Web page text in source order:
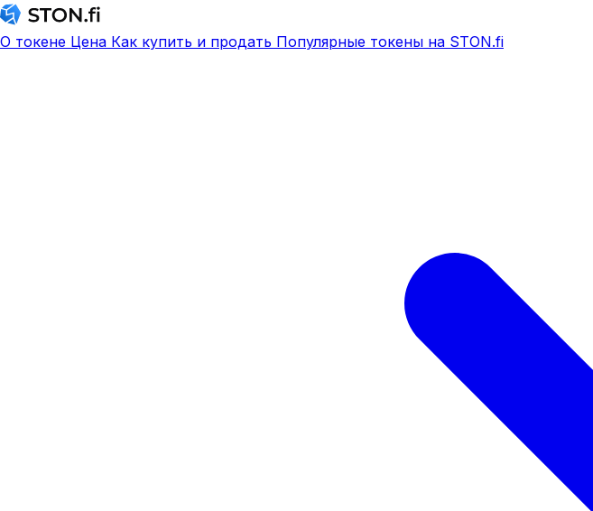
О токене Цена Как купить и продать Популярные токены на STON.fi